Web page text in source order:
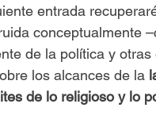
entrada
conceptualmente
de la política y
los alcances de la
de lo religioso y lo